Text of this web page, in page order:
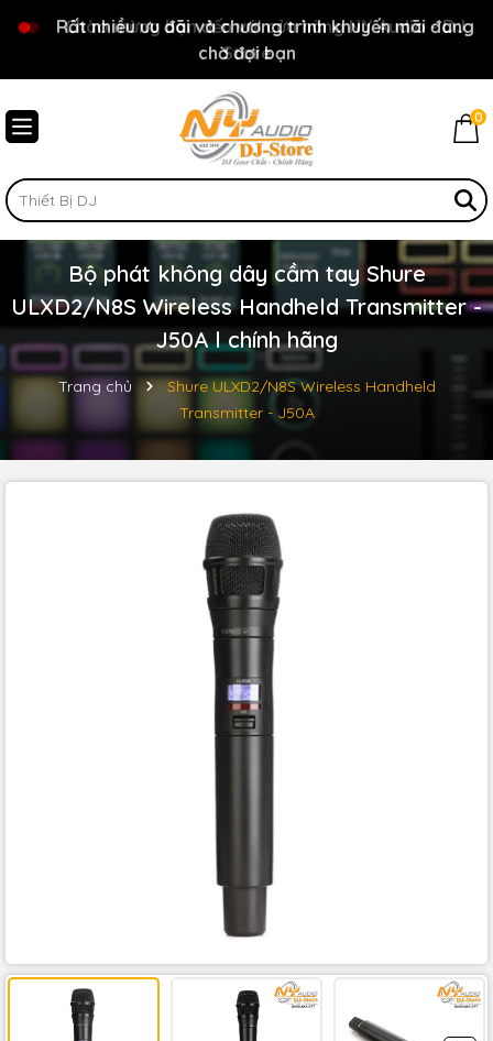
Chào mừng bạn đến với cửa hàng NY Audio - DJ
Store
Rất nhiều ưu đãi và chương trình khuyến mãi đang
chờ đợi bạn
0
Bộ phát không dây cầm tay Shure
ULXD2/N8S Wireless Handheld Transmitter -
J50A l chính hãng
Trang chủ
Shure ULXD2/N8S Wireless Handheld
Transmitter - J50A